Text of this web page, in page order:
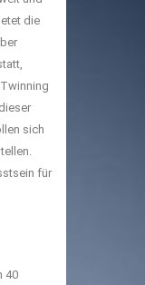
die
sich
für
40